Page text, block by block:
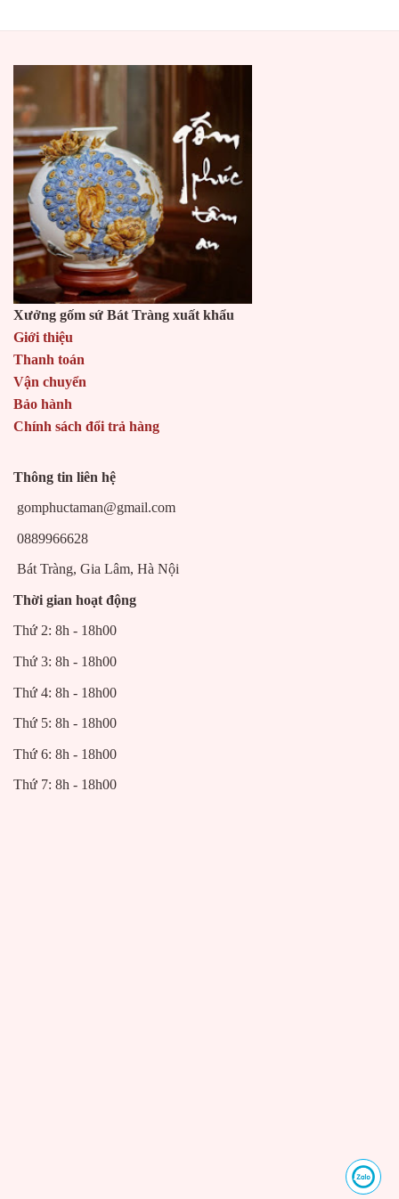
Xưởng gốm sứ Bát Tràng xuất khẩu
Giới thiệu
Thanh toán
Vận chuyển
Bảo hành
Chính sách đổi trả hàng
Thông tin liên hệ
gomphuctaman@gmail.com
0889966628
Bát Tràng, Gia Lâm, Hà Nội
Thời gian hoạt động
Thứ 2: 8h - 18h00
Thứ 3: 8h - 18h00
Thứ 4: 8h - 18h00
Thứ 5: 8h - 18h00
Thứ 6: 8h - 18h00
Thứ 7: 8h - 18h00